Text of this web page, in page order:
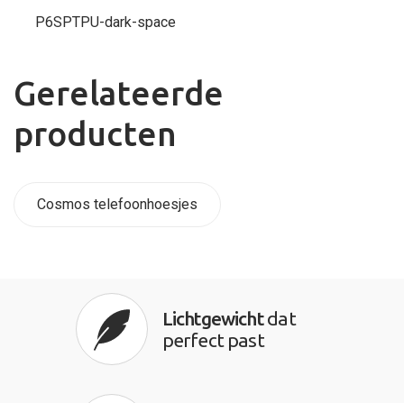
P6SPTPU-dark-space
Gerelateerde
producten
Cosmos telefoonhoesjes
Lichtgewichtdat
perfect past